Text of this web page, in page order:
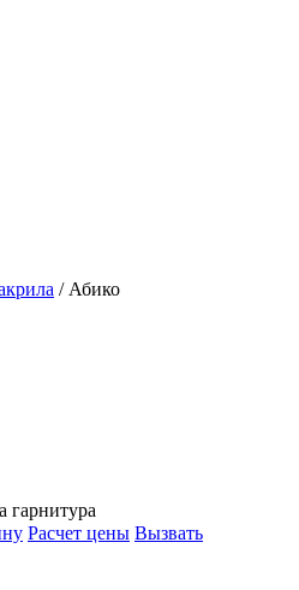
/ Абико
гарнитура
Расчет цены Вызвать